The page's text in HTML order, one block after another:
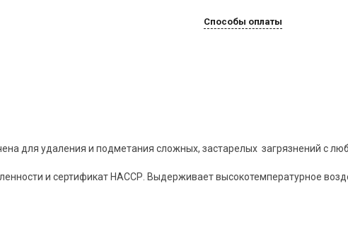
Способы оплаты
для удаления и подметания сложных, застарелых загрязнений с
и сертификат НАССР. Выдерживает высокотемпературное